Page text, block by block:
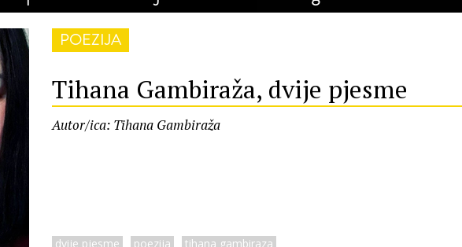
POEZIJA
Tihana Gambiraža, dvije pjesme
Autor/ica: Tihana Gambiraža
dvije pjesme poezija tihana gambiraza